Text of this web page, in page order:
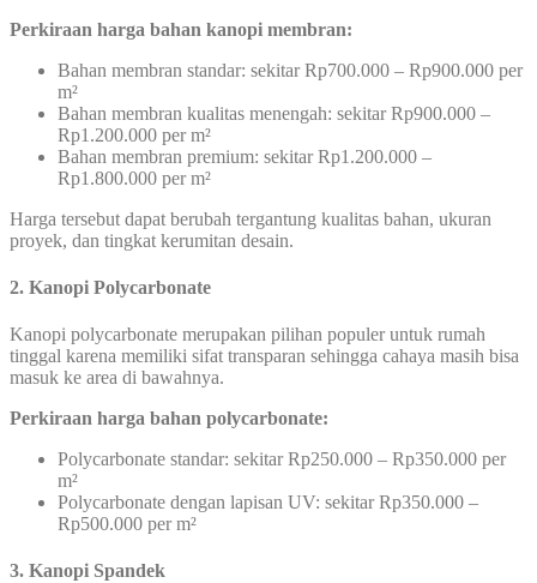
Perkiraan harga bahan kanopi membran:
Bahan membran standar: sekitar Rp700.000 – Rp900.000 per
m²
Bahan membran kualitas menengah: sekitar Rp900.000 –
Rp1.200.000 per m²
Bahan membran premium: sekitar Rp1.200.000 –
Rp1.800.000 per m²
Harga tersebut dapat berubah tergantung kualitas bahan, ukuran
proyek, dan tingkat kerumitan desain.
2. Kanopi Polycarbonate
Kanopi polycarbonate merupakan pilihan populer untuk rumah
tinggal karena memiliki sifat transparan sehingga cahaya masih bisa
masuk ke area di bawahnya.
Perkiraan harga bahan polycarbonate:
Polycarbonate standar: sekitar Rp250.000 – Rp350.000 per
m²
Polycarbonate dengan lapisan UV: sekitar Rp350.000 –
Rp500.000 per m²
3. Kanopi Spandek